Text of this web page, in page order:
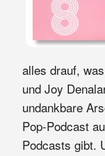
alles drauf,
und Joy
undankbare
Pop-Podcast
Podcasts gibt.